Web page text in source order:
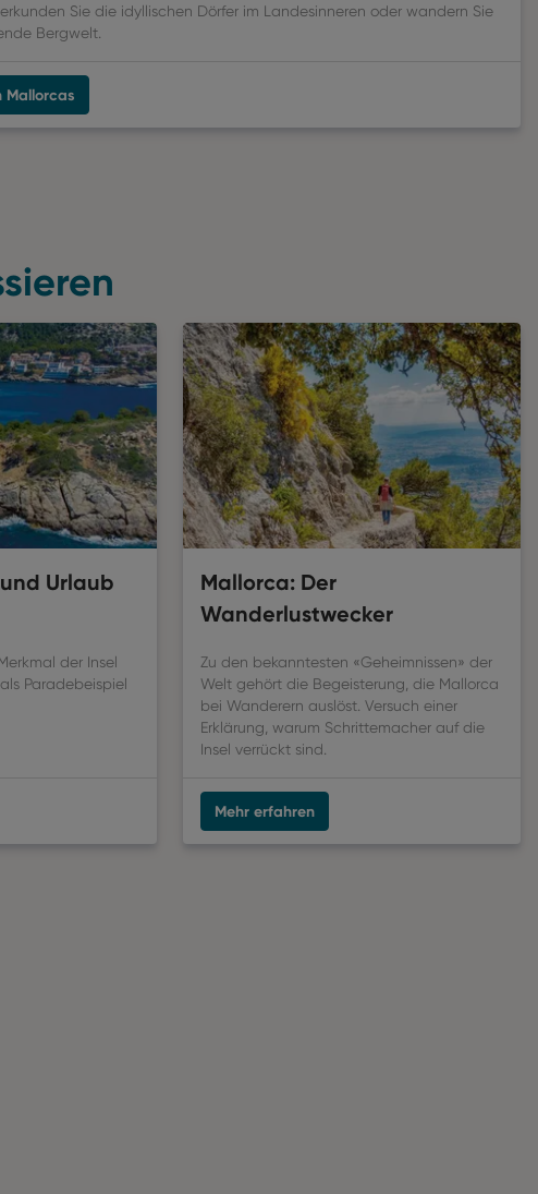
Sie die idyllischen Dörfer im Landesinneren oder wandern Sie
Bergwelt.
Mallorcas
Urlaub
der Insel
Paradebeispiel
Mallorca: Der
Wanderlustwecker
Zu den bekanntesten «Geheimnissen» der
Welt gehört die Begeisterung, die Mallorca
bei Wanderern auslöst. Versuch einer
Erklärung, warum Schrittemacher auf die
Insel verrückt sind.
Mehr erfahren